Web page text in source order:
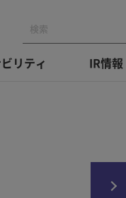
リティ IR情報